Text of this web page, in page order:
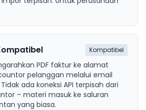
Kompatibel
PDF faktur ke alamat
pelanggan melalui email
ada koneksi API terpisah dari
– materi masuk ke saluran
yang biasa.